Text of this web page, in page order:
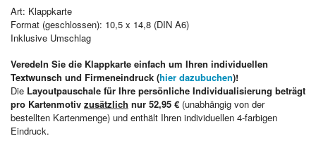
Art: Klappkarte
Format (geschlossen): 10,5 x 14,8 (DIN A6)
Inklusive Umschlag
Veredeln Sie die Klappkarte einfach um Ihren individuellen
Textwunsch und Firmeneindruck (hier dazubuchen)!
Die Layoutpauschale für Ihre persönliche Individualisierung beträgt
pro Kartenmotiv zusätzlich nur 52,95 € (unabhängig von der
bestellten Kartenmenge) und enthält Ihren individuellen 4-farbigen
Eindruck.